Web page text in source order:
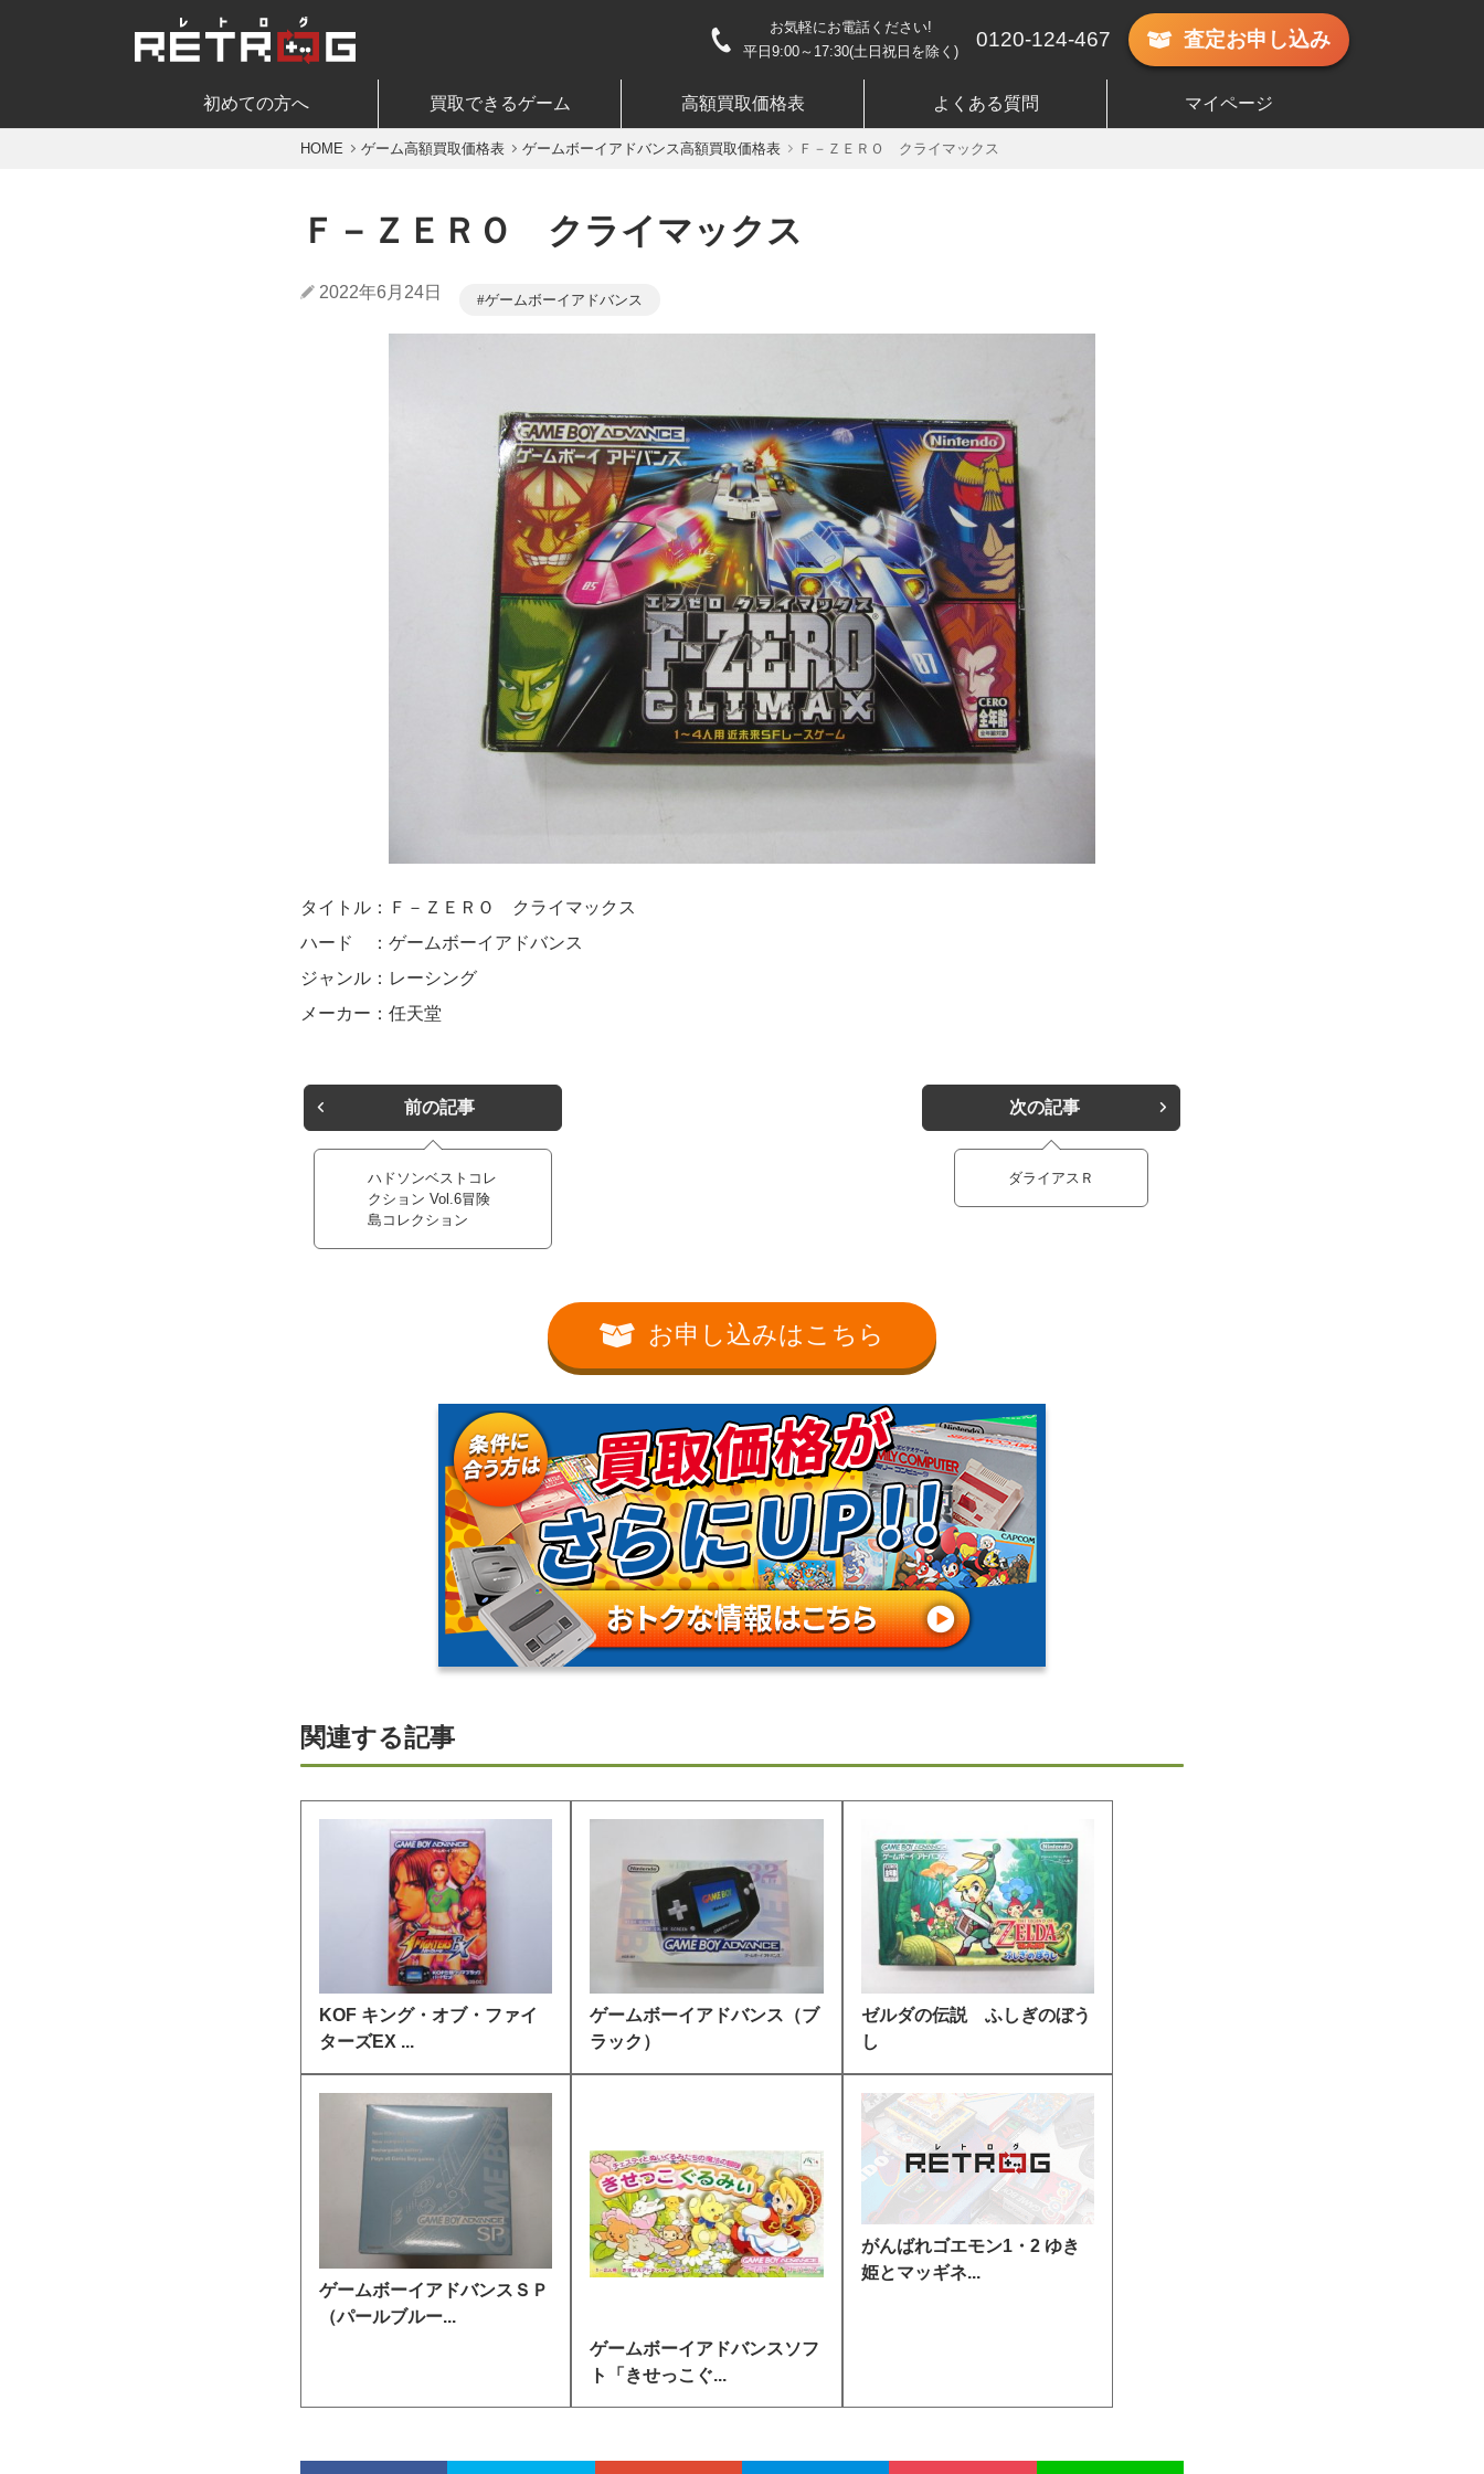
お気軽にお電話ください!
平日9:00～17:30(土日祝日を除く)
0120-124-467 査定お申し込み
初めての方へ 買取できるゲーム 高額買取価格表 よくある質問 マイページ
HOME ゲーム高額買取価格表 ゲームボーイアドバンス高額買取価格表 Ｆ－ＺＥＲＯ クライマックス
Ｆ－ＺＥＲＯ クライマックス
2022年6月24日 ゲームボーイアドバンス
タイトル：Ｆ－ＺＥＲＯ クライマックス
ハード ：ゲームボーイアドバンス
ジャンル：レーシング
メーカー：任天堂
前の記事
ハドソンベストコレ
クション Vol.6冒険
島コレクション
次の記事
ダライアスＲ
お申し込みはこちら
関連する記事
KOF キング・オブ・ファイ
ターズEX ...
ゲームボーイアドバンス（ブ
ラック）
ゼルダの伝説 ふしぎのぼう
し
ゲームボーイアドバンスＳＰ
（パールブルー...
ゲームボーイアドバンスソフ
ト「きせっこぐ...
がんばれゴエモン1・2 ゆき
姫とマッギネ...